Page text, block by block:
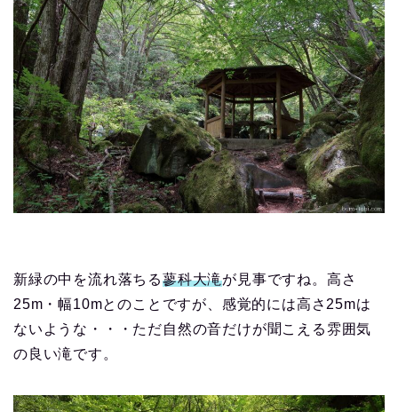
新緑の中を流れ落ちる蓼科大滝が見事ですね。高さ
25m・幅10mとのことですが、感覚的には高さ25mは
ないような・・・ただ自然の音だけが聞こえる雰囲気
の良い滝です。